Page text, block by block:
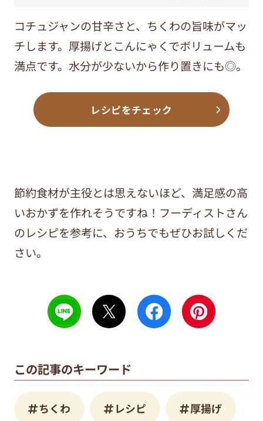
コチュジャンの甘辛さと、ちくわの旨味がマッ
チします。厚揚げとこんにゃくでボリュームも
満点です。水分が少ないから作り置きにも◎。
レシピをチェック
節約食材が主役とは思えないほど、満足感の高
いおかずを作れそうですね！フーディストさん
のレシピを参考に、おうちでもぜひお試しくだ
さい。
この記事のキーワード
ちくわ レシピ 厚揚げ